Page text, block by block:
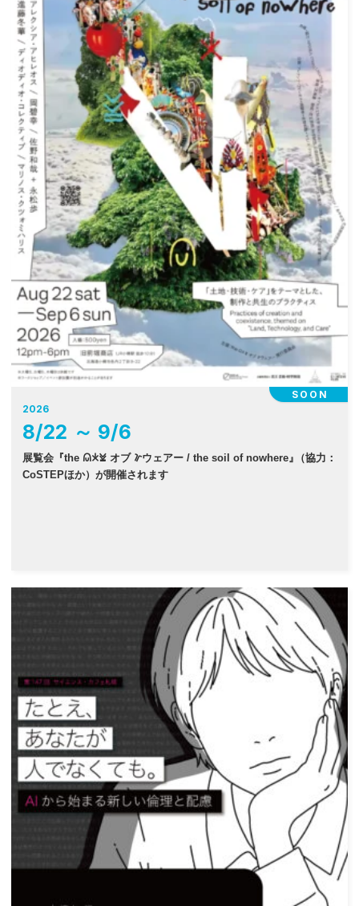
SOON
2026
8/22 ～ 9/6
展覧会『the 𐠫𐠂𐠓 オブ 𐠜ウェアー / the soil of nowhere 』
（協力：
CoSTEPほか）が開催されます